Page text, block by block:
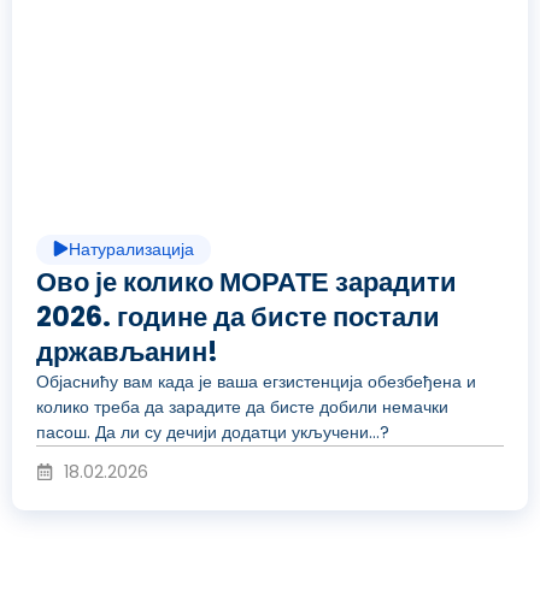
ј
в
и
р
о
д
Натурализација
Ово је колико МОРАТЕ зарадити
2026. године да бисте постали
држављанин!
Објаснићу вам када је ваша егзистенција обезбеђена и
колико треба да зарадите да бисте добили немачки
пасош. Да ли су дечији додатци укључени...?
18.02.2026